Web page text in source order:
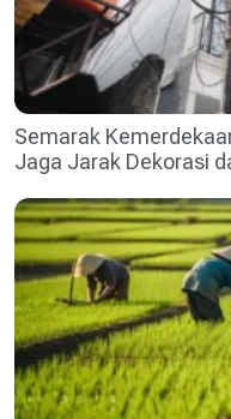
Semarak
Jaga Jarak Dekorasi